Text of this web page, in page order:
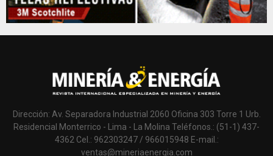
Dirección: Av. Separadora Industrial 2060 Oficina 303 Torre 1 Urb.
Residencial Monterrico - Lima - La Molina Teléfonos.: (51-1) 437-
4362 Cel.: 962303247 / 966015948 E-mail.:
ventas@mineriaenergia.com